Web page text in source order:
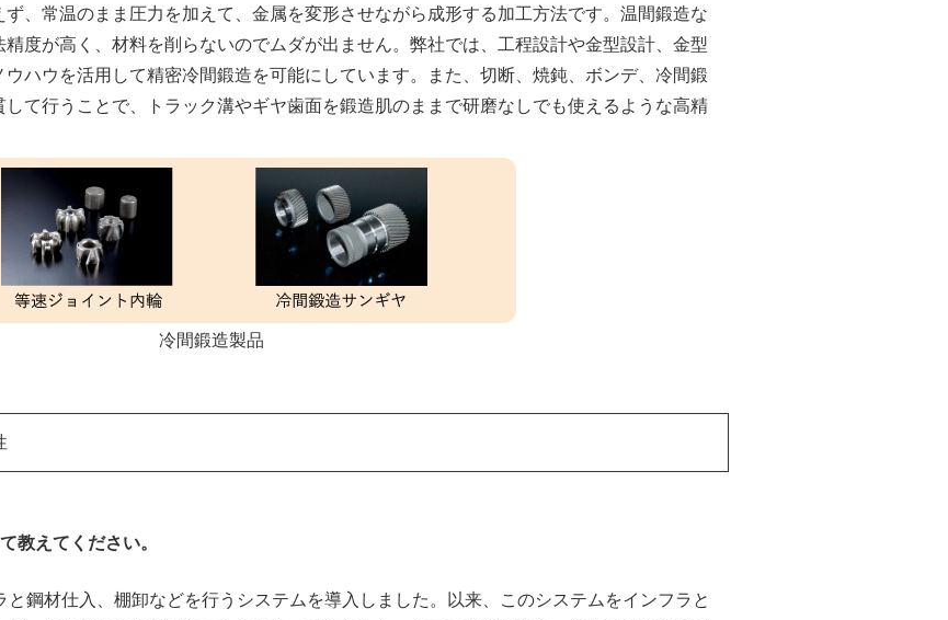
、常温のまま圧力を加えて、金属を変形させながら成形する加工方法です。温間鍛造な
度が高く、材料を削らないのでムダが出ません。弊社では、工程設計や金型設計、金型
ハウを活用して精密冷間鍛造を可能にしています。また、切断、焼鈍、ボンデ、冷間鍛
て行うことで、トラック溝やギヤ歯面を鍛造肌のままで研磨なしでも使えるような高精
冷間鍛造製品
教えてください。
鋼材仕入、棚卸などを行うシステムを導入しました。以来、このシステムをインフラと